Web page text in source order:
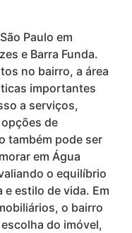
Paulo em
e Barra Funda.
no bairro, a área
importantes
a serviços,
de
também pode ser
em Água
o equilíbrio
estilo de vida. Em
o bairro
do imóvel,